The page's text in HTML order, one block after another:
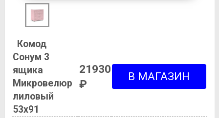
Комод
Сонум 3
ящика
Микровелюр
лиловый
53х91
21930
₽